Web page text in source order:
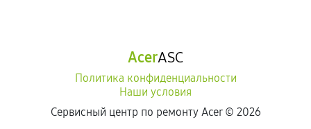
AcerASC
Политика конфиденциальности
Наши условия
Сервисный центр по ремонту Acer © 2026